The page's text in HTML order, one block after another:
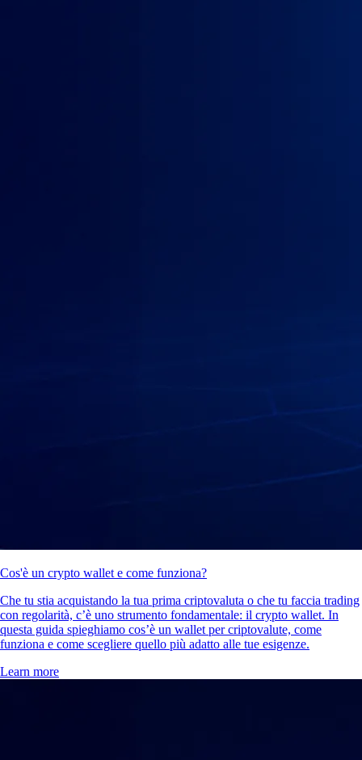
Cos'è un crypto wallet e come funziona?
Che tu stia acquistando la tua prima criptovaluta o che tu faccia trading
con regolarità, c’è uno strumento fondamentale: il crypto wallet. In
questa guida spieghiamo cos’è un wallet per criptovalute, come
funziona e come scegliere quello più adatto alle tue esigenze.
Learn more